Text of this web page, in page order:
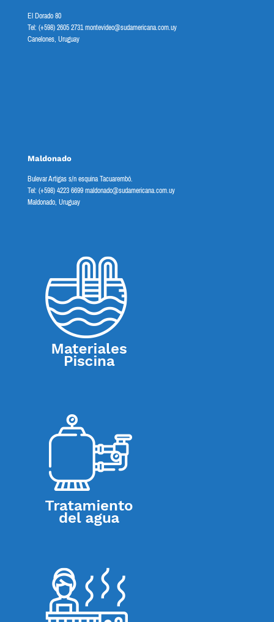
El Dorado 80
Tel: (+598) 2605 2731 montevideo@sudamericana.com.uy
Canelones, Uruguay
Maldonado
Bulevar Artigas s/n esquina Tacuarembó.
Tel: (+598) 4223 6699 maldonado@sudamericana.com.uy
Maldonado, Uruguay